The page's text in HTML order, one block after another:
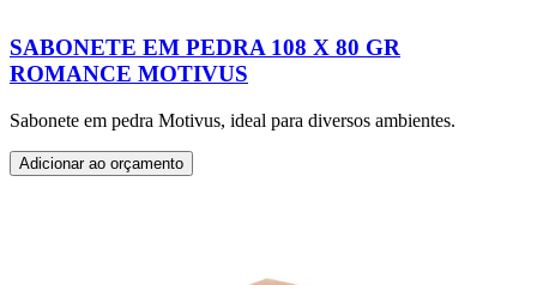
SABONETE EM PEDRA 108 X 80 GR
ROMANCE MOTIVUS
Sabonete em pedra Motivus, ideal para diversos ambientes.
Adicionar ao orçamento